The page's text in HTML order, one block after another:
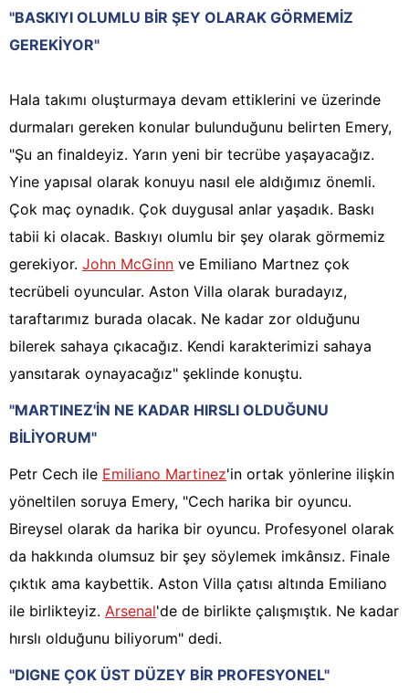
"BASKIYI OLUMLU BİR ŞEY OLARAK GÖRMEMİZ
GEREKİYOR"
Hala takımı oluşturmaya devam ettiklerini ve üzerinde
durmaları gereken konular bulunduğunu belirten Emery,
"Şu an finaldeyiz. Yarın yeni bir tecrübe yaşayacağız.
Yine yapısal olarak konuyu nasıl ele aldığımız önemli.
Çok maç oynadık. Çok duygusal anlar yaşadık. Baskı
tabii ki olacak. Baskıyı olumlu bir şey olarak görmemiz
gerekiyor. John McGinn ve Emiliano Martnez çok
tecrübeli oyuncular. Aston Villa olarak buradayız,
taraftarımız burada olacak. Ne kadar zor olduğunu
bilerek sahaya çıkacağız. Kendi karakterimizi sahaya
yansıtarak oynayacağız" şeklinde konuştu.
"MARTINEZ'İN NE KADAR HIRSLI OLDUĞUNU
BİLİYORUM"
Petr Cech ile Emiliano Martinez'in ortak yönlerine ilişkin
yöneltilen soruya Emery, "Cech harika bir oyuncu.
Bireysel olarak da harika bir oyuncu. Profesyonel olarak
da hakkında olumsuz bir şey söylemek imkânsız. Finale
çıktık ama kaybettik. Aston Villa çatısı altında Emiliano
ile birlikteyiz. Arsenal'de de birlikte çalışmıştık. Ne kadar
hırslı olduğunu biliyorum" dedi.
"DIGNE ÇOK ÜST DÜZEY BİR PROFESYONEL"